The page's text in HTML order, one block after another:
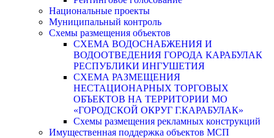
Национальные проекты
Муниципальный контроль
Схемы размещения объектов
СХЕМА ВОДОСНАБЖЕНИЯ И
ВОДООТВЕДЕНИЯ ГОРОДА КАРАБУЛАК
РЕСПУБЛИКИ ИНГУШЕТИЯ
СХЕМА РАЗМЕЩЕНИЯ
НЕСТАЦИОНАРНЫХ ТОРГОВЫХ
ОБЪЕКТОВ НА ТЕРРИТОРИИ МО
«ГОРОДСКОЙ ОКРУГ Г.КАРАБУЛАК»
Схемы размещения рекламных конструкций
Имущественная поддержка объектов МСП